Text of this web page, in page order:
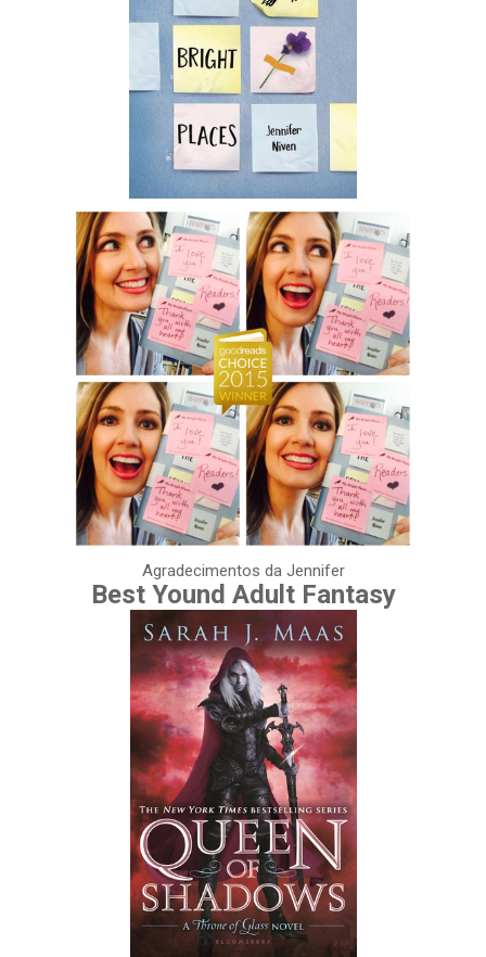
Agradecimentos da Jennifer
Best Yound Adult Fantasy